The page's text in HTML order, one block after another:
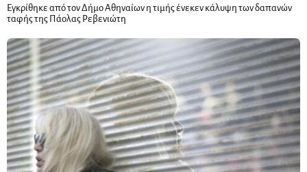
Εγκρίθηκε από τον Δήμο Αθηναίων η τιμής ένεκεν κάλυψη των δαπανών
ταφής της Πάολας Ρεβενιώτη